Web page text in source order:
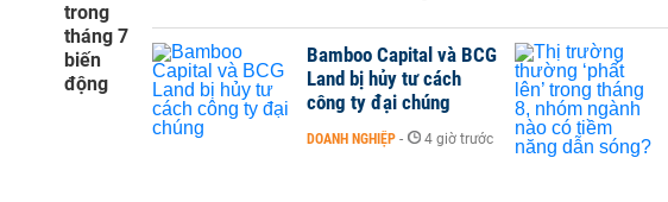
yếu được pha trộn từ Caxicabonat và các thành phần phụ khác
đáp ứng thị trường cạnh tranh như vậy, tuy nhiên lại làm cho
bám dính giữa các nguyên phụ liệu để cấu thành sản phẩm
láng bóng như mong muốn làm cho sản phẩm kém phần thu
trong
tháng 7
biến
động
Bamboo Capital và BCG
Land bị hủy tư cách
công ty đại chúng
DOANH NGHIỆP - 4 giờ trước